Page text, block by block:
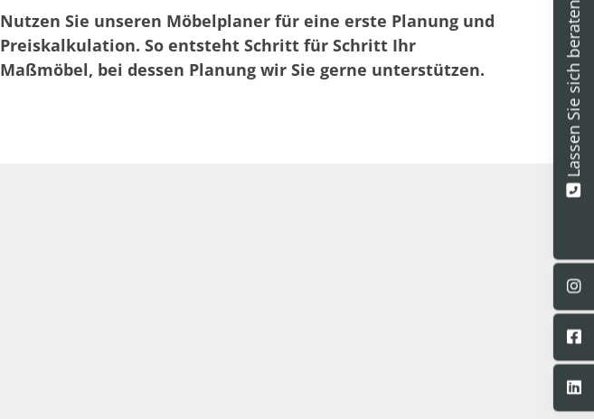
Nutzen Sie unseren Möbelplaner für eine erste Planung und
Preiskalkulation. So entsteht Schritt für Schritt Ihr
Maßmöbel, bei dessen Planung wir Sie gerne unterstützen.
Lassen Sie sich beraten